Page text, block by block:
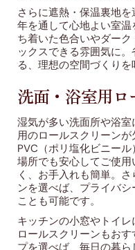
さらに遮熱・保温裏地
年を通して心地よい室
ち着いた色合いやダー
ックスできる雰囲気に
る、理想の空間づくりを
洗面・浴室用ロ
湿気が多い洗面所や浴
用のロールスクリーン
PVC（ポリ塩化ビニー
場所でも安心してご使用
く、お手入れも簡単。
ンを選べば、プライバ
ことも可能です。
キッチンの小窓やトイ
ロールスクリーンもお
プを選べば、毎日の暮ら